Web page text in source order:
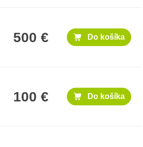
500 € Do košíka
100 € Do košíka